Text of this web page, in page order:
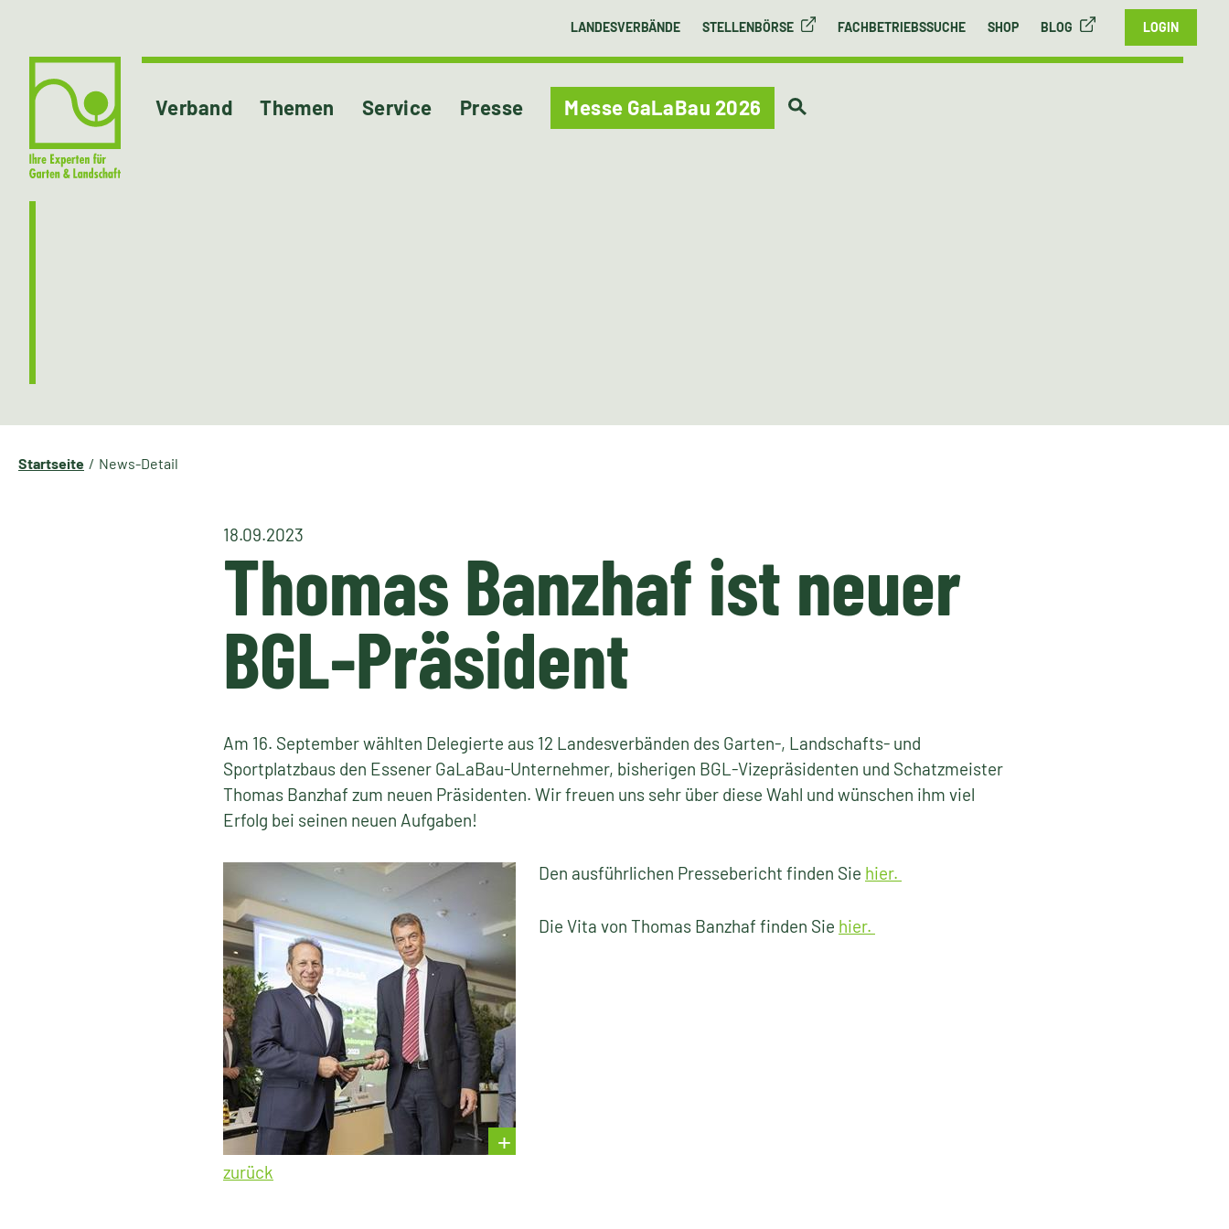
LANDESVERBÄNDE STELLENBÖRSE FACHBETRIEBSSUCHE SHOP BLOG LOGIN
Verband Themen Service Presse Messe GaLaBau 2026
Startseite News-Detail
18.09.2023
Thomas Banzhaf ist neuer
BGL-Präsident
Am 16. September wählten Delegierte aus 12 Landesverbänden des Garten-, Landschafts- und
Sportplatzbaus den Essener GaLaBau-Unternehmer, bisherigen BGL-Vizepräsidenten und Schatzmeister
Thomas Banzhaf zum neuen Präsidenten. Wir freuen uns sehr über diese Wahl und wünschen ihm viel
Erfolg bei seinen neuen Aufgaben!
Den ausführlichen Pressebericht finden Sie hier.
Die Vita von Thomas Banzhaf finden Sie hier.
zurück